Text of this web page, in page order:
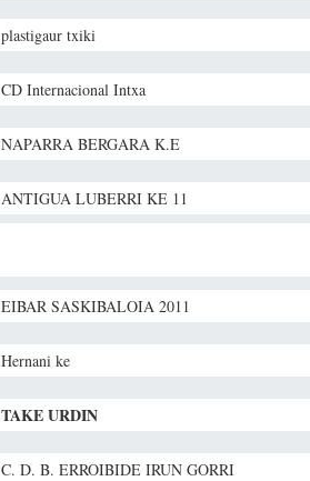
plastigaur txiki
CD Internacional Intxa
NAPARRA BERGARA K.E
ANTIGUA LUBERRI KE 11
EIBAR SASKIBALOIA 2011
Hernani ke
TAKE URDIN
C. D. B. ERROIBIDE IRUN GORRI